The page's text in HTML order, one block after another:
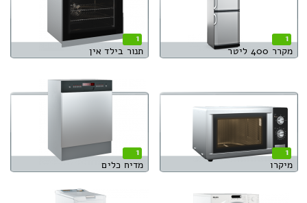
1
מקרר 400 ליטר
1
תנור בילד אין
1
מיקרו
1
מדיח כלים